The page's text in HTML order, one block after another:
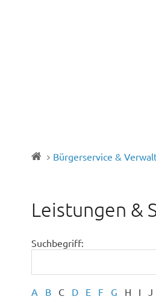
Bürgerservice &
Leistungen &
Suchbegriff:
A B C D E F G H I J